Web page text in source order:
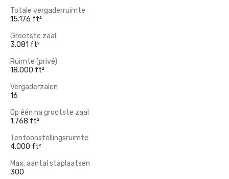
Totale vergaderruimte
15.176 ft²
Grootste zaal
3.081 ft²
Ruimte (privé)
18.000 ft²
Vergaderzalen
16
Op één na grootste zaal
1.768 ft²
Tentoonstellingsruimte
4.000 ft²
Max. aantal staplaatsen
300